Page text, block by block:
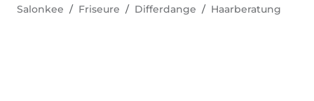
Salonkee Friseure Differdange Haarberatung